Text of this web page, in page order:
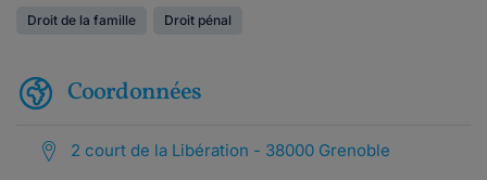
Droit de la famille Droit pénal
Coordonnées
2 court de la Libération - 38000 Grenoble